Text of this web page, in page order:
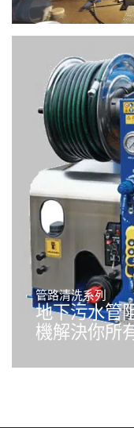
管路清洗系列
地下污水管
機解決你所